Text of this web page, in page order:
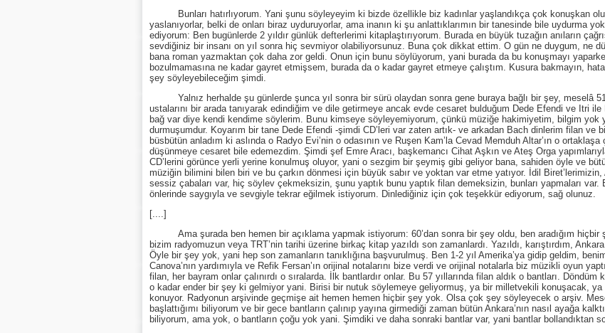
Bunları hatırlıyorum. Yani şunu söyleyeyim ki bizde özellikle biz kadınlar yaşlandıkça çok konuşkan
yaslanıyorlar, belki de onları biraz uyduruyorlar, ama inanın ki şu anlattıklarımın bir tanesinde bile uydurma
ediyorum: Ben bugünlerde 2 yıldır günlük defterlerimi kitaplaştırıyorum. Burada en büyük tuzağın anıların
sevdiğiniz bir insanı on yıl sonra hiç sevmiyor olabiliyorsunuz. Buna çok dikkat ettim. O gün ne duygum, ne
bana roman yazmaktan çok daha zor geldi. Onun için bunu söylüyorum, yani burada da bu konuşmayı
bozulmamasına ne kadar gayret etmişsem, burada da o kadar gayret etmeye çalıştım. Kusura bakmayın,
şey söyleyebileceğim şimdi.
Yalnız herhalde şu günlerde şunca yıl sonra bir sürü olaydan sonra gene buraya bağlı bir şey, meselâ 51
ustalarını bir arada tanıyarak edindiğim ve dile getirmeye ancak evde cesaret bulduğum Dede Efendi ve Itri
bağ var diye kendi kendime söylerim. Bunu kimseye söyleyemiyorum, çünkü müziğe hakimiyetim, bilgim
durmuşumdur. Koyarım bir tane Dede Efendi -şimdi CD’leri var zaten artık- ve arkadan Bach dinlerim filan ve
büsbütün anladım ki aslında o Radyo Evi’nin o odasının ve Ruşen Kam’la Cevad Memduh Altar’ın o
düşünmeye cesaret bile edemezdim. Şimdi şef Emre Aracı, başkemancı Cihat Aşkın ve Ateş Orga
CD’lerini görünce yerli yerine konulmuş oluyor, yani o sezgim bir şeymiş gibi geliyor bana, sahiden öyle ve
müziğin bilimini bilen biri ve bu çarkın dönmesi için büyük sabır ve yoktan var etme yatıyor. İdil Biret’lerimizin,
sessiz çabaları var, hiç söylev çekmeksizin, şunu yaptık bunu yaptık filan demeksizin, bunları yapmaları
önlerinde saygıyla ve sevgiyle tekrar eğilmek istiyorum. Dinlediğiniz için çok teşekkür ediyorum, sağ olunuz.
[....]
Ama şurada ben hemen bir açıklama yapmak istiyorum: 60’dan sonra bir şey oldu, ben aradığım hiçbir
bizim radyomuzun veya TRT’nin tarihi üzerine birkaç kitap yazıldı son zamanlardı. Yazıldı, karıştırdım,
Öyle bir şey yok, yani hep son zamanların tanıklığına başvurulmuş. Ben 1-2 yıl Amerika’ya gidip geldim,
Canova’nın yardımıyla ve Refik Fersan’ın orijinal notalarını bize verdi ve orijinal notalarla biz müzikli oyun
filan, her bayram onlar çalınırdı o sıralarda. İlk bantlardır onlar. Bu 57 yıllarında filan aldık o bantları.
o kadar ender bir şey ki gelmiyor yani. Birisi bir nutuk söylemeye geliyormuş, ya bir milletvekili konuşacak,
konuyor. Radyonun arşivinde geçmişe ait hemen hemen hiçbir şey yok. Olsa çok şey söyleyecek o arşiv.
başlattığımı biliyorum ve bir gece bantların çalınıp yayına girmediği zaman bütün Ankara’nın nasıl ayağa
biliyorum, ama yok, o bantların çoğu yok yani. Şimdiki ve daha sonraki bantlar var, yani bantlar bollandıktan